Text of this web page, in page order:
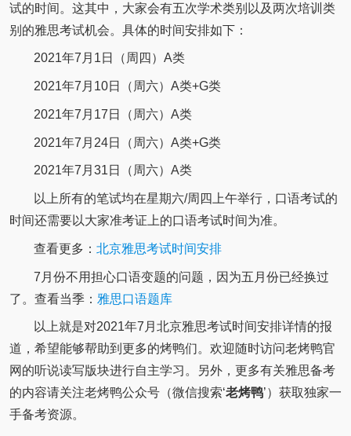
试的时间。这其中，大家会有五次学术类别以及两次培训类
别的雅思考试机会。具体的时间安排如下：
2021年7月1日（周四）A类
2021年7月10日（周六）A类+G类
2021年7月17日（周六）A类
2021年7月24日（周六）A类+G类
2021年7月31日（周六）A类
以上所有的笔试均在星期六/周四上午举行，口语考试的
时间还需要以大家准考证上的口语考试时间为准。
查看更多： 北京雅思考试时间安排
7月份不用担心口语变题的问题，因为五月份已经换过
了。查看当季： 雅思口语题库
以上就是对2021年7月北京雅思考试时间安排详情的报
道，希望能够帮助到更多的烤鸭们。欢迎随时访问老烤鸭官
网的听说读写版块进行自主学习。另外，更多有关雅思备考
的内容请关注老烤鸭公众号（微信搜索‘老烤鸭’）获取独家一
手备考资源。